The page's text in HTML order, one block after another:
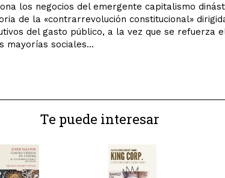
los negocios del emergente capitalismo
de la «contrarrevolución constitucional»
del gasto público, a la vez que se refuerza
mayorías sociales...
Te puede interesar